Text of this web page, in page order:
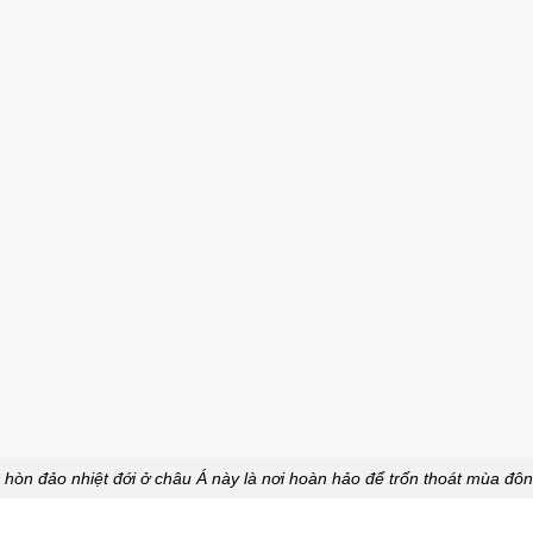
hòn đảo nhiệt đới ở châu Á này là nơi hoàn hảo để trốn thoát mùa